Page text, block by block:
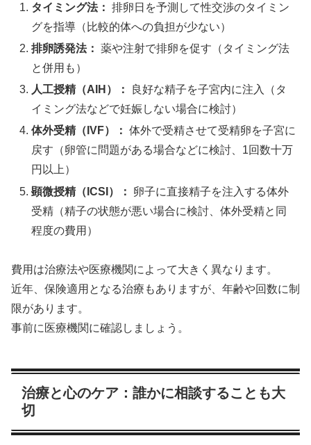
タイミング法： 排卵日を予測して性交渉のタイミン
グを指導（比較的体への負担が少ない）
排卵誘発法： 薬や注射で排卵を促す（タイミング法
と併用も）
人工授精（AIH）：
良好な精子を子宮内に注入（タ
イミング法などで妊娠しない場合に検討）
体外受精（IVF）： 体外で受精させて受精卵を子宮に
戻す（卵管に問題がある場合などに検討、1回数十万
円以上）
顕微授精（ICSI）：
卵子に直接精子を注入する体外
受精（精子の状態が悪い場合に検討、体外受精と同
程度の費用）
費用は治療法や医療機関によって大きく異なります。
近年、保険適用となる治療もありますが、年齢や回数に制
限があります。
事前に医療機関に確認しましょう。
治療と心のケア：誰かに相談することも大
切